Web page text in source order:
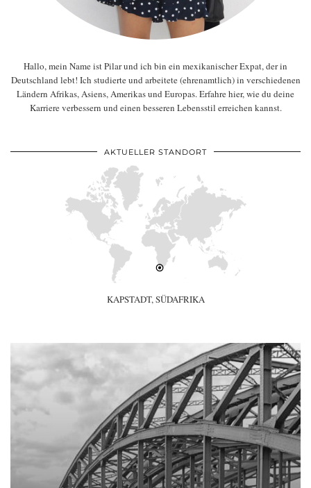
Hallo, mein Name ist Pilar und ich bin ein mexikanischer Expat, der in
Deutschland lebt! Ich studierte und arbeitete (ehrenamtlich) in verschiedenen
Ländern Afrikas, Asiens, Amerikas und Europas. Erfahre hier, wie du deine
Karriere verbessern und einen besseren Lebensstil erreichen kannst.
AKTUELLER STANDORT
KAPSTADT, SÜDAFRIKA